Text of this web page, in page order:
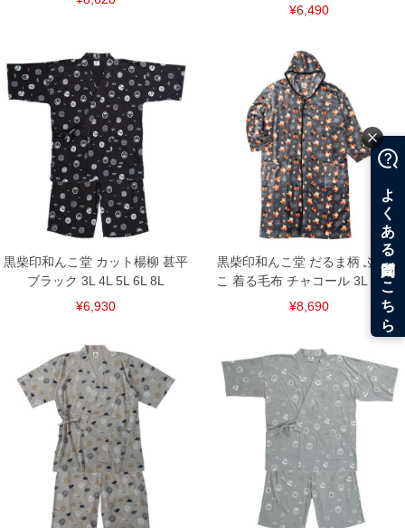
¥6,490
黒柴印和んこ堂 カット楊柳 甚平
ブラック 3L 4L 5L 6L 8L
¥6,930
黒柴印和んこ堂 だるま柄 ふわも
こ 着る毛布 チャコール 3L 5L 7L
¥8,690